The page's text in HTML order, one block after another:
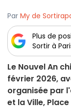
Par My de
Plus de
Sortir à
Le Nouvel An
février 2026,
organisée par
et la Ville,